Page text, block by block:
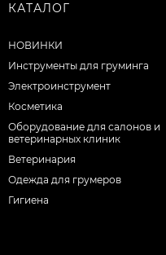
КАТАЛОГ
НОВИНКИ
Инструменты для груминга
Электроинструмент
Косметика
Оборудование для салонов и
ветеринарных клиник
Ветеринария
Одежда для грумеров
Гигиена